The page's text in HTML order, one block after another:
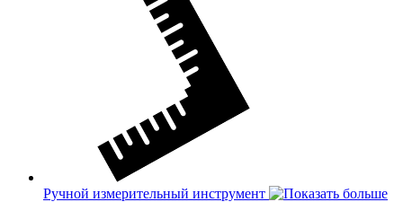
Ручной измерительный инструмент